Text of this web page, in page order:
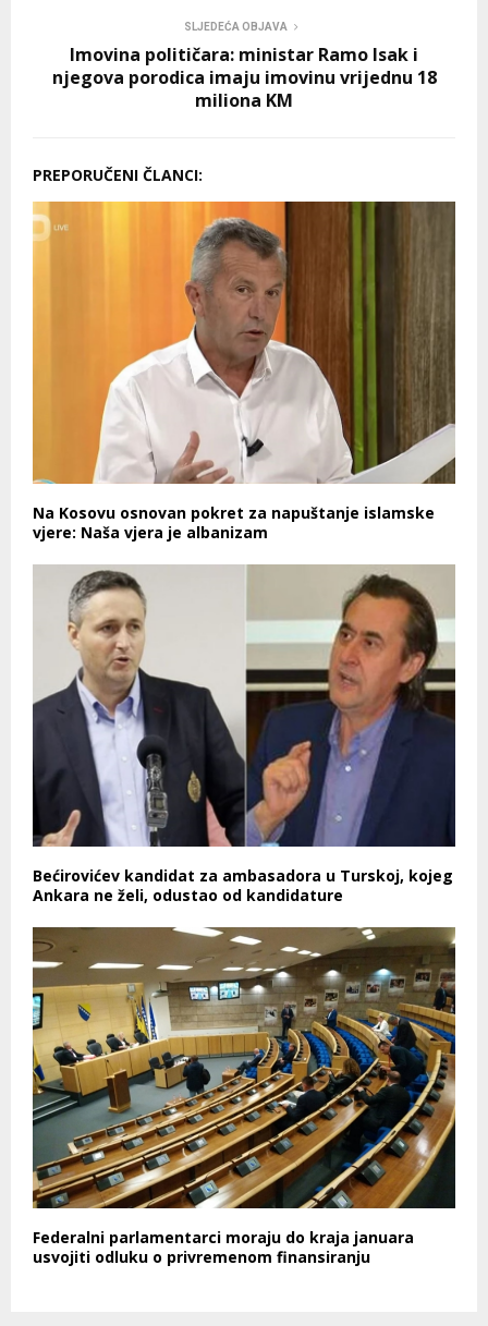
SLJEDEĆA OBJAVA
Imovina političara: ministar Ramo Isak i
njegova porodica imaju imovinu vrijednu 18
miliona KM
PREPORUČENI ČLANCI:
Na Kosovu osnovan pokret za napuštanje islamske
vjere: Naša vjera je albanizam
Bećirovićev kandidat za ambasadora u Turskoj, kojeg
Ankara ne želi, odustao od kandidature
Federalni parlamentarci moraju do kraja januara
usvojiti odluku o privremenom finansiranju